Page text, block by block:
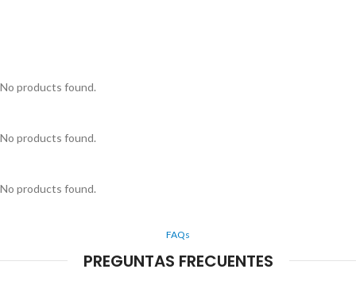
No products found.
No products found.
No products found.
FAQs
PREGUNTAS FRECUENTES